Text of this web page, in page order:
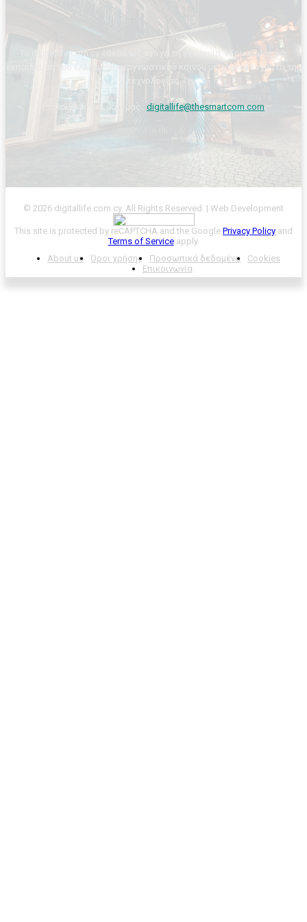
Το digitallife.com.cy έθεσε ως στόχο τη γνωριμία, εξοικείωση και
εκπαίδευση του ελληνικού αναγνωστικού κοινού με τα επιτεύγματα της
τεχνολογίας.
Επικοινωνήστε μαζί μας : digitallife@thesmartcom.com
© 2026 digitallife.com.cy. All Rights Reserved. | Web Development
This site is protected by reCAPTCHA and the Google Privacy Policy and
Terms of Serviceapply.
About us
Όροι χρήσης Προσωπικά δεδομένα
Cookies
Επικοινωνία